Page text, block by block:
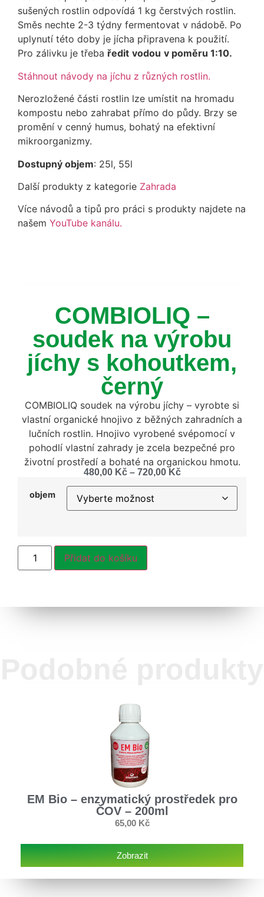
sušených rostlin odpovídá 1 kg čerstvých rostlin.
Směs nechte 2-3 týdny fermentovat v nádobě. Po
uplynutí této doby je jícha připravena k použití.
Pro zálivku je třeba ředit vodou v poměru 1:10.
Stáhnout návody na jíchu z různých rostlin.
Nerozložené části rostlin lze umístit na hromadu
kompostu nebo zahrabat přímo do půdy. Brzy se
promění v cenný humus, bohatý na efektivní
mikroorganizmy.
Dostupný objem: 25l, 55l
Další produkty z kategorie Zahrada
Více návodů a tipů pro práci s produkty najdete na
našem YouTube kanálu.
COMBIOLIQ –
soudek na výrobu
jíchy s kohoutkem,
černý
COMBIOLIQ soudek na výrobu jíchy – vyrobte si
vlastní organické hnojivo z běžných zahradních a
lučních rostlin. Hnojivo vyrobené svépomocí v
pohodlí vlastní zahrady je zcela bezpečné pro
životní prostředí a bohaté na organickou hmotu.
480,00 Kč – 720,00 Kč
objem
Přidat do košíku
EM Bio – enzymatický prostředek pro
ČOV – 200ml
65,00 Kč
Zobrazit